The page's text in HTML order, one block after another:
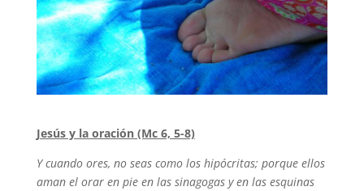
Jesús y la oración (Mc 6, 5-8)
Y cuando ores, no seas como los hipócritas; porque ellos
aman el orar en pie en las sinagogas y en las esquinas